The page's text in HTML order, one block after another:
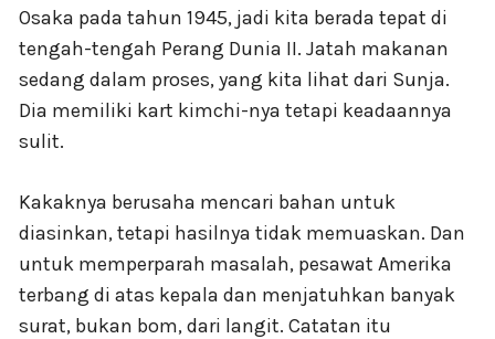
Osaka pada tahun 1945, jadi kita berada tepat di
tengah-tengah Perang Dunia II. Jatah makanan
sedang dalam proses, yang kita lihat dari Sunja.
Dia memiliki kart kimchi-nya tetapi keadaannya
sulit.
Kakaknya berusaha mencari bahan untuk
diasinkan, tetapi hasilnya tidak memuaskan. Dan
untuk memperparah masalah, pesawat Amerika
terbang di atas kepala dan menjatuhkan banyak
surat, bukan bom, dari langit. Catatan itu